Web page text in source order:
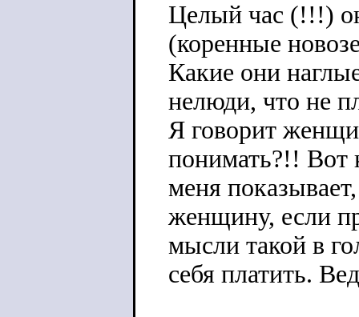
Целый час (!!!)
(коренные
Какие они
нелюди, что не
Я говорит
понимать?!! Вот
меня
женщину, если
мысли такой в
себя платить.